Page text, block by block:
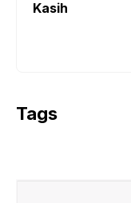
Kasih
Tags